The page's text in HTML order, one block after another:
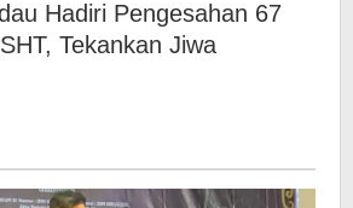
Pengesahan
67
Warga
Nasionalisme
Hadiri Pengesahan 67
Tekankan Jiwa